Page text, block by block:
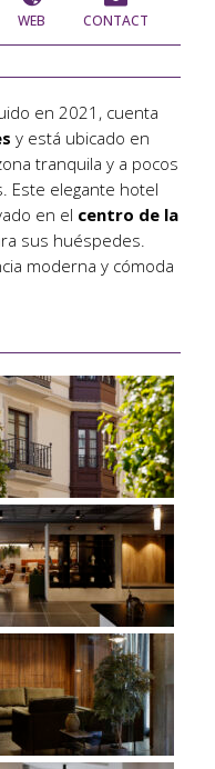
WEB CONTACT
en 2021, cuenta
y está ubicado en
tranquila y a pocos
Este elegante hotel
en el centro de la
sus huéspedes.
moderna y cómoda